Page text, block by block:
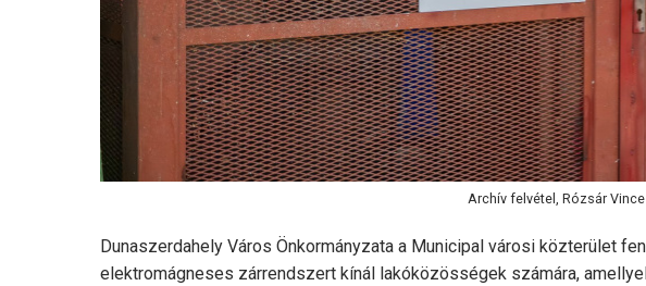
Archív felvétel, Rózsár Vince
Dunaszerdahely Város Önkormányzata a Municipal városi közterület
elektromágneses zárrendszert kínál lakóközösségek számára,